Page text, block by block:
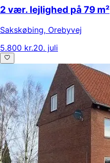
2 vær. lejlighed på 79 m²
Sakskøbing, Orebyvej
5.800 kr.20. juli